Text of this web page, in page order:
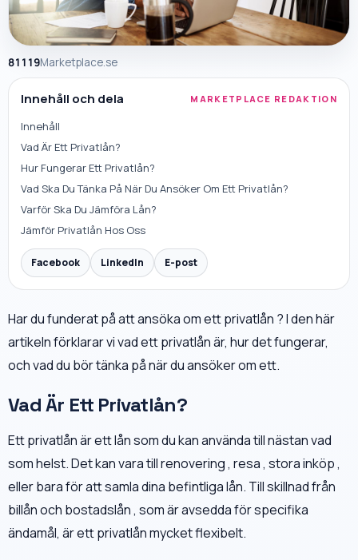
81119Marketplace.se
Innehåll och dela MARKETPLACE REDAKTION
Innehåll
Vad Är Ett Privatlån?
Hur Fungerar Ett Privatlån?
Vad Ska Du Tänka På När Du Ansöker Om Ett Privatlån?
Varför Ska Du Jämföra Lån?
Jämför Privatlån Hos Oss
Facebook LinkedIn E-post
Har du funderat på att ansöka om ett privatlån ? I den här
artikeln förklarar vi vad ett privatlån är, hur det fungerar,
och vad du bör tänka på när du ansöker om ett.
Vad Är Ett Privatlån?
Ett privatlån är ett lån som du kan använda till nästan vad
som helst. Det kan vara till renovering , resa , stora inköp ,
eller bara för att samla dina befintliga lån. Till skillnad från
billån och bostadslån , som är avsedda för specifika
ändamål, är ett privatlån mycket flexibelt.